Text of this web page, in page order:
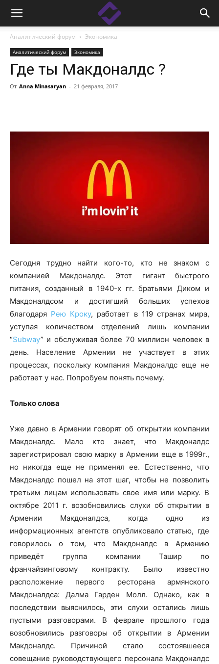
Аналитический форум Экономика
Аналитический форум Экономика
Где ты Макдоналдс ?
От Anna Minasaryan - 21 февраля, 2017
Сегодня трудно найти кого-то, кто не знаком с
компанией Макдоналдс. Этот гигант быстрого
питания, созданный в 1940-х гг. братьями Диком и
Макдоналдсом и достигший больших успехов
благодаря Рею Кроку, работает в 119 странах мира,
уступая количеством отделений лишь компании
“Subway” и обслуживая более 70 миллион человек в
день. Население Армении не участвует в этих
процессах, поскольку компания Макдоналдс еще не
работает у нас. Попробуем понять почему.
Только слова
Уже давно в Армении говорят об открытии компании
Макдоналдс. Мало кто знает, что Макдоналдс
зарегистрировал свою марку в Армении еще в 1999г.,
но никогда еще не применял ее. Естественно, что
Макдоналдс пошел на этот шаг, чтобы не позволить
третьим лицам использовать свое имя или марку. В
октябре 2011 г. возобновились слухи об открытии в
Армении Макдоналдса, когда одно из
информационных агентств опубликовало статью, где
говорилось о том, что Макдоналдс в Армению
приведёт группа компании Ташир по
франчайзинговому контракту. Было известно
расположение первого ресторана армянского
Макдоналдса: Далма Гарден Молл. Однако, как в
последствии выяснилось, эти слухи остались лишь
пустыми разговорами. В феврале прошлого года
возобновились разговоры об открытии в Армении
Макдоналдс. Причиной стало состоявшееся
совещание руководствующего персонала Макдоналдс